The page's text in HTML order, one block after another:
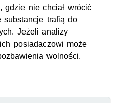
gdzie nie chciał wrócić
substancje trafią do
Jeżeli analizy
posiadaczowi może
wolności.